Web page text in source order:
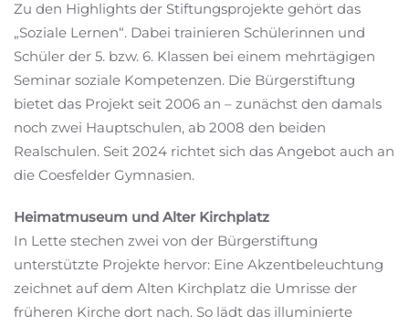
Zu den Highlights der Stiftungsprojekte gehört das
„Soziale Lernen“. Dabei trainieren Schülerinnen und
Schüler der 5. bzw. 6. Klassen bei einem mehrtägigen
Seminar soziale Kompetenzen. Die Bürgerstiftung
bietet das Projekt seit 2006 an – zunächst den damals
noch zwei Hauptschulen, ab 2008 den beiden
Realschulen. Seit 2024 richtet sich das Angebot auch an
die Coesfelder Gymnasien.
Heimatmuseum und Alter Kirchplatz
In Lette stechen zwei von der Bürgerstiftung
unterstützte Projekte hervor: Eine Akzentbeleuchtung
zeichnet auf dem Alten Kirchplatz die Umrisse der
früheren Kirche dort nach. So lädt das illuminierte